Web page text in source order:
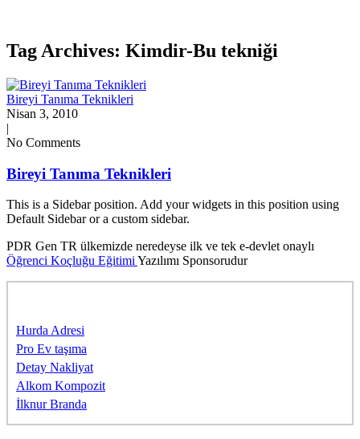
Tag Archives: Kimdir-Bu tekniği
Bireyi Tanıma Teknikleri
Nisan 3, 2010
|
No Comments
Bireyi Tanıma Teknikleri
This is a Sidebar position. Add your widgets in this position using
Default Sidebar or a custom sidebar.
PDR Gen TR ülkemizde neredeyse ilk ve tek e-devlet onaylı
Öğrenci Koçluğu Eğitimi Yazılımı Sponsorudur
Hurda Adresi
Pro Ev taşıma
Detay Nakliyat
Alkom Kompozit
İlknur Branda